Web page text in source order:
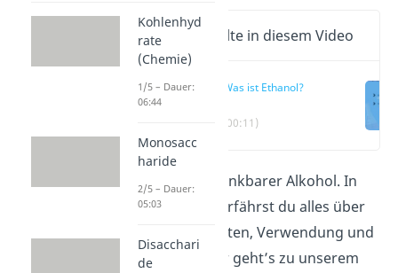
Wichtige Inhalte in diesem Video
Was ist Ethanol?
(00:11)
Ethanol ist ein trinkbarer Alkohol. In
diesem Beitrag erfährst du alles über
seine Eigenschaften, Verwendung und
Herstellung. Hier geht’s zu unserem
Kohlenhyd
rate
(Chemie)
1/5 – Dauer:
06:44
Monosacc
haride
2/5 – Dauer:
05:03
Disacchari
de